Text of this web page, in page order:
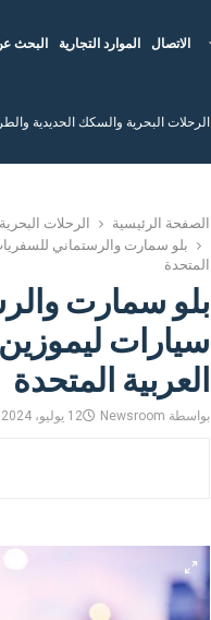
البحث الموارد التجارية الاتصال
الرحلات البحرية والسكك الحديدية
الصفحة الرئيسية الرحلات
المتحدة
بلو سمارت
العربية المتحدة
بواسطة Newsroom 12 يوليو، 2024